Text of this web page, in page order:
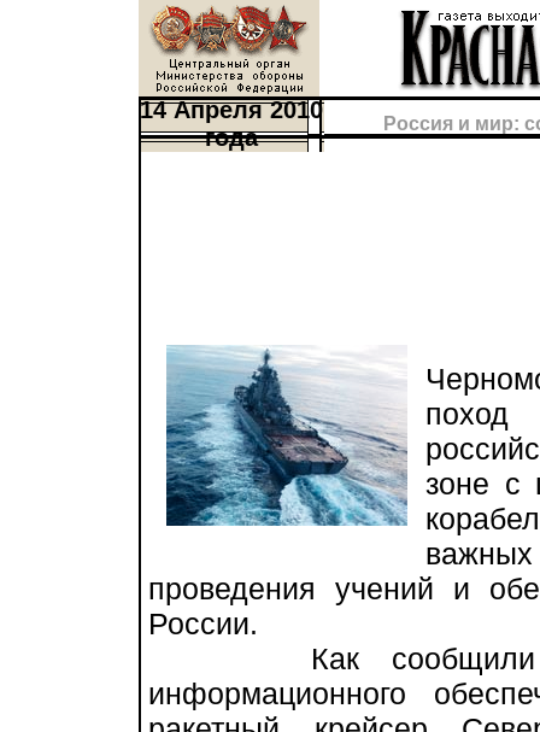
14 Апреля 2010
года
Россия и мир:
поход
зоне с
проведения учений и
России.
Как сообщили
информационного